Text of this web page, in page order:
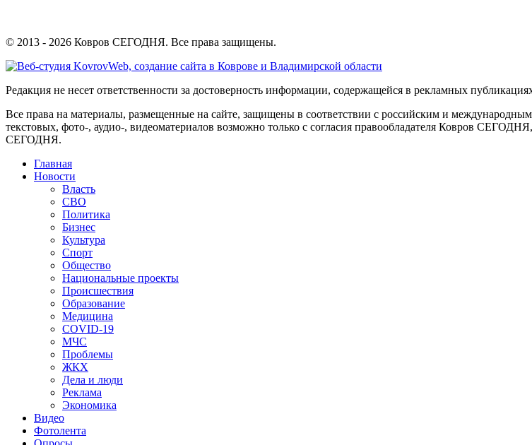
© 2013 - 2026 Ковров СЕГОДНЯ. Все права защищены.
Редакция не несет ответственности за достоверность информации, содержащейся в рекламных
Все права на материалы, размещенные на сайте, защищены в соответствии с российским и
текстовых, фото-, аудио-, видеоматериалов возможно только с согласия правообладателя Ковров
СЕГОДНЯ.
Главная
Новости
Власть
СВО
Политика
Бизнес
Культура
Спорт
Общество
Национальные проекты
Происшествия
Образование
Медицина
COVID-19
МЧС
Проблемы
ЖКХ
Дела и люди
Реклама
Экономика
Видео
Фотолента